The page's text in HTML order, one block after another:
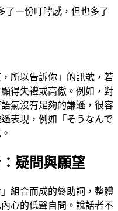
了一份叮嚀感，但也多了
所以告訴你」的訊號，若
得失禮或高傲。例如，對
氣沒有足夠的謙遜，很容
表現，例如「そうなんで
疑問與願望
組合而成的終助詞，整體
心的低聲自問。說話者不